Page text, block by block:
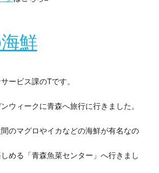
鮮
ービス課のTです。
ウィークに青森へ旅行に行きました。
のマグロやイカなどの海鮮が有名なの
める「青森魚菜センター」へ行きまし